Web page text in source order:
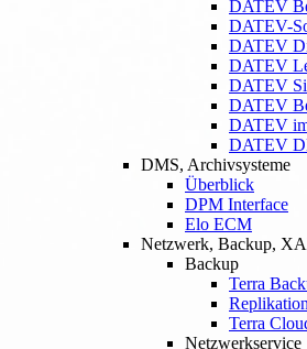
DATEV
DATEV-
DATEV
DATEV
DATEV
DATEV
DATEV
DATEV
DMS, Archivsysteme
Überblick
DPM Interface
Elo ECM
Netzwerk, Backup,
Backup
Terra
Terra
Netzwerkservice